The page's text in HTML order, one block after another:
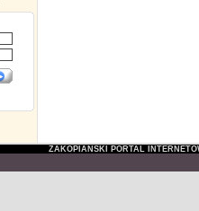
ZAKOPIAŃSKI PORTAL